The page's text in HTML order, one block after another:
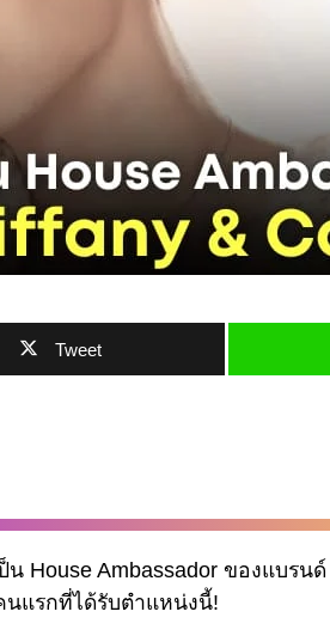
Tweet
น House Ambassador ของแบรนด์
นแรกที่ได้รับตำแหน่งนี้!